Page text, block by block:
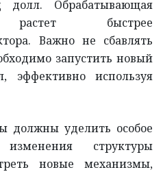
Обрабатывающая
растет быстрее
Важно не сбавлять
запустить новый
эффективно используя
должны уделить особое
структуры
новые механизмы,